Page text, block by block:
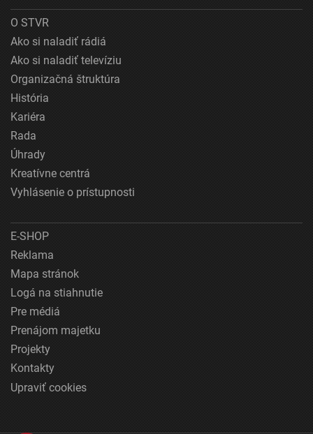
O STVR
Ako si naladiť rádiá
Ako si naladiť televíziu
Organizačná štruktúra
História
Kariéra
Rada
Úhrady
Kreatívne centrá
Vyhlásenie o prístupnosti
E-SHOP
Reklama
Mapa stránok
Logá na stiahnutie
Pre médiá
Prenájom majetku
Projekty
Kontakty
Upraviť cookies